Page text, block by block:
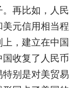
再比如，人民
元信用相当程
，建立在中国
收复了人民币
别是对美贸易